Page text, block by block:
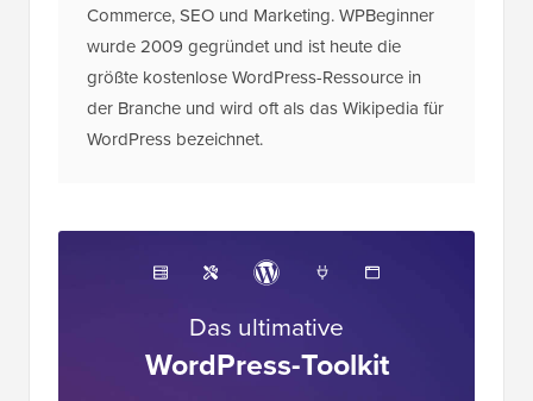
Commerce, SEO und Marketing. WPBeginner
wurde 2009 gegründet und ist heute die
größte kostenlose WordPress-Ressource in
der Branche und wird oft als das Wikipedia für
WordPress bezeichnet.
Das ultimative
WordPress-Toolkit